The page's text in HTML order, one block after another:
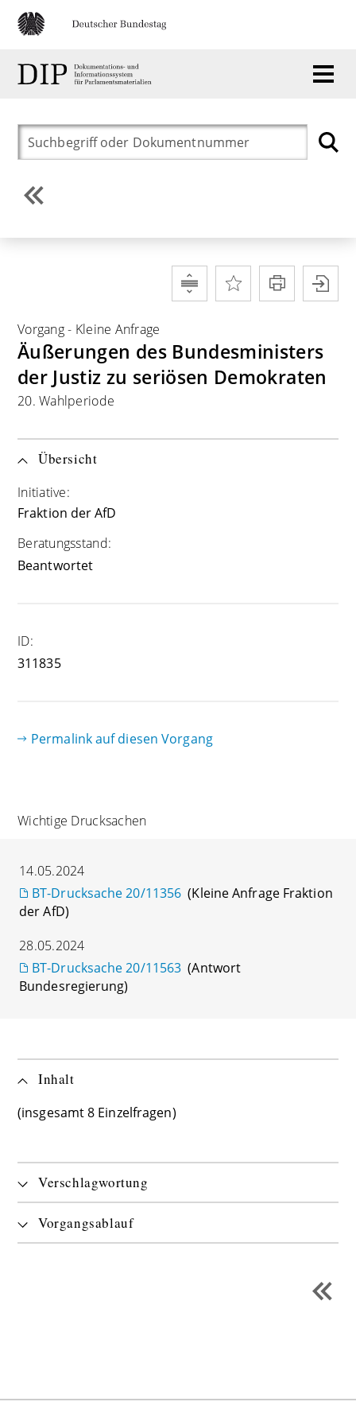
Vorgang- Kleine Anfrage
Äußerungen des Bundesministers
der Justiz zu seriösen Demokraten
20. Wahlperiode
Übersicht
Initiative:
Fraktion der AfD
Beratungsstand:
Beantwortet
ID:
311835
Permalink auf diesen Vorgang
Wichtige Drucksachen
14.05.2024
BT-Drucksache 20/11356 (Kleine Anfrage Fraktion
der AfD)
28.05.2024
BT-Drucksache 20/11563 (Antwort
Bundesregierung)
Inhalt
(insgesamt 8 Einzelfragen)
Verschlagwortung
Vorgangsablauf